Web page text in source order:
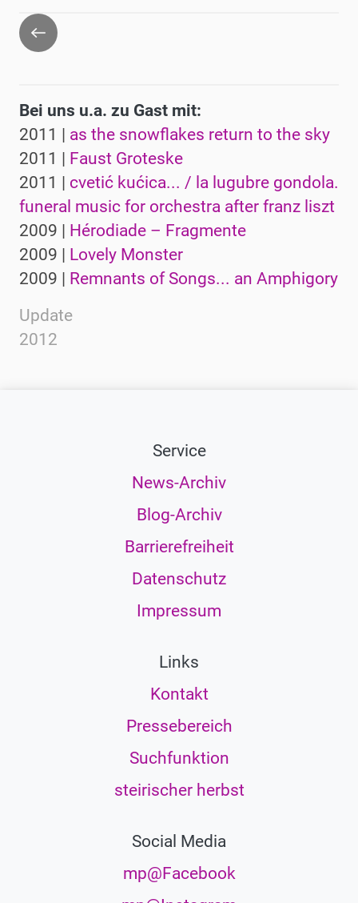
Zurück
Bei uns u.a. zu Gast mit:
2011 | as the snowflakes return to the sky
2011 | Faust Groteske
2011 | cvetić kućica... / la lugubre gondola.
funeral music for orchestra after franz liszt
2009 | Hérodiade – Fragmente
2009 | Lovely Monster
2009 | Remnants of Songs... an Amphigory
Update
2012
Service
News-Archiv
Blog-Archiv
Barrierefreiheit
Datenschutz
Impressum
Links
Kontakt
Pressebereich
Suchfunktion
steirischer herbst
Social Media
mp@Facebook